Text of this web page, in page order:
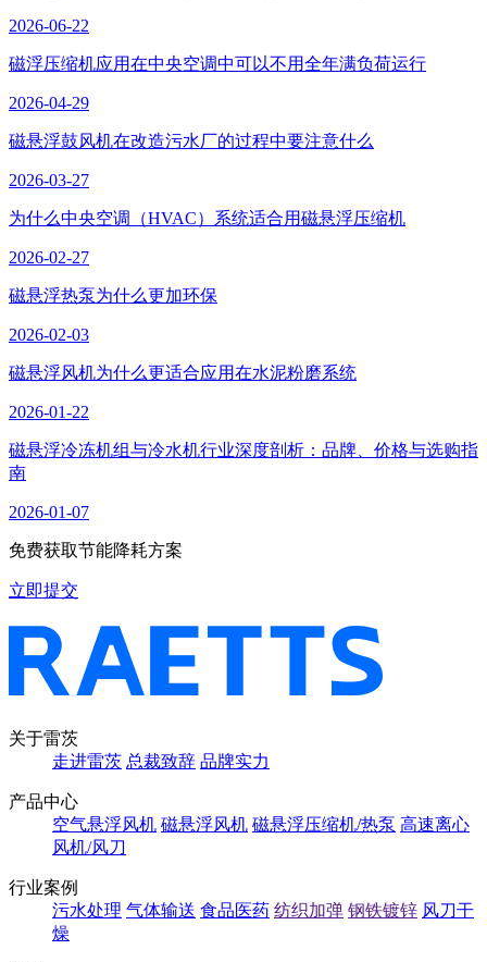
2026-06-22
磁浮压缩机应用在中央空调中可以不用全年满负荷运行
2026-04-29
磁悬浮鼓风机在改造污水厂的过程中要注意什么
2026-03-27
为什么中央空调（HVAC）系统适合用磁悬浮压缩机
2026-02-27
磁悬浮热泵为什么更加环保
2026-02-03
磁悬浮风机为什么更适合应用在水泥粉磨系统
2026-01-22
磁悬浮冷冻机组与冷水机行业深度剖析：品牌、价格与选购指
南
2026-01-07
免费获取节能降耗方案
立即提交
关于雷茨
走进雷茨 总裁致辞 品牌实力
产品中心
空气悬浮风机 磁悬浮风机 磁悬浮压缩机/热泵 高速离心
风机/风刀
行业案例
污水处理 气体输送 食品医药 纺织加弹 钢铁镀锌 风刀干
燥